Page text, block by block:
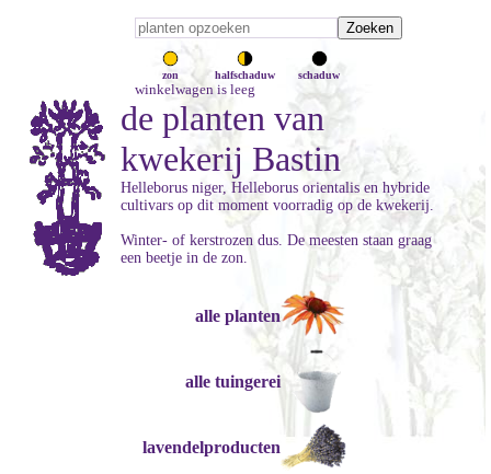
zon halfschaduw schaduw
winkelwagen is leeg
de planten van
kwekerij Bastin
Helleborus niger, Helleborus orientalis en hybride
cultivars op dit moment voorradig op de kwekerij.
Winter- of kerstrozen dus. De meesten staan graag
een beetje in de zon.
alle planten
alle tuingerei
lavendelproducten